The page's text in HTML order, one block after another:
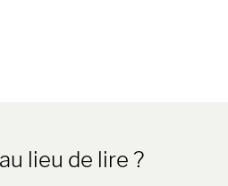
lieu de lire ?